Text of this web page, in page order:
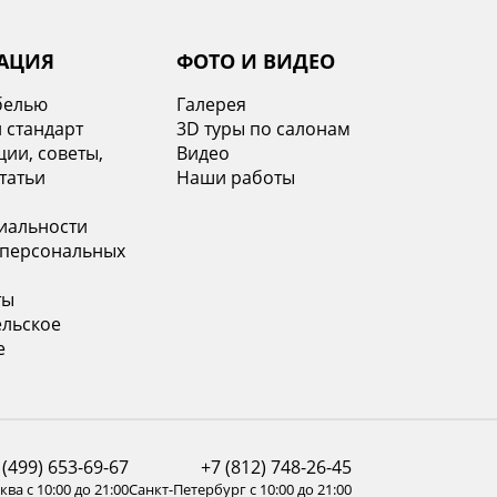
советы,
ФОТО И ВИДЕО
Галерея
3D туры по салонам
Видео
Наши работы
653-69-67
с 10:00 до 21:00
+7 (812) 748-26-45
Санкт-Петербург с 10:00 до 21:00